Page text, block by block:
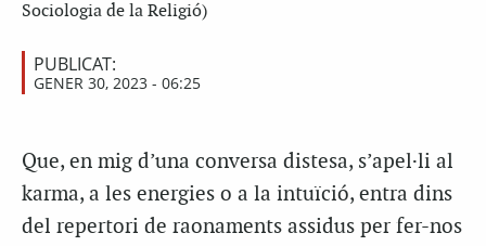
Sociologia de la Religió)
PUBLICAT:
GENER 30, 2023 - 06:25
Que, en mig d’una conversa distesa, s’apel·li al
karma, a les energies o a la intuïció, entra dins
del repertori de raonaments assidus per fer-nos